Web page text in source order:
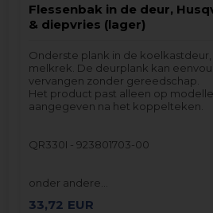
Flessenbak in de deur,
& diepvries (lager)
Onderste plank in de
melkrek. De deurplank kan
vervangen zonder gereedschap.
Het product past alleen op
aangegeven na het koppelteken.
QR330I - 923801703-00
onder andere…
33,72 EUR